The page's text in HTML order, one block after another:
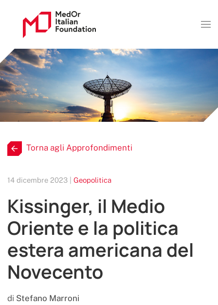
Torna agli Approfondimenti
14 dicembre 2023 | Geopolitica
Kissinger, il Medio
Oriente e la politica
estera americana del
Novecento
di Stefano Marroni